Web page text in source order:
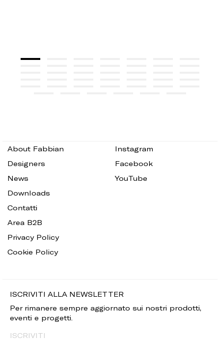
About Fabbian
Designers
News
Downloads
Contatti
Area B2B
Privacy Policy
Cookie Policy
Instagram
Facebook
YouTube
ISCRIVITI ALLA NEWSLETTER
Per rimanere sempre aggiornato sui nostri prodotti,
eventi e progetti.
ISCRIVITI